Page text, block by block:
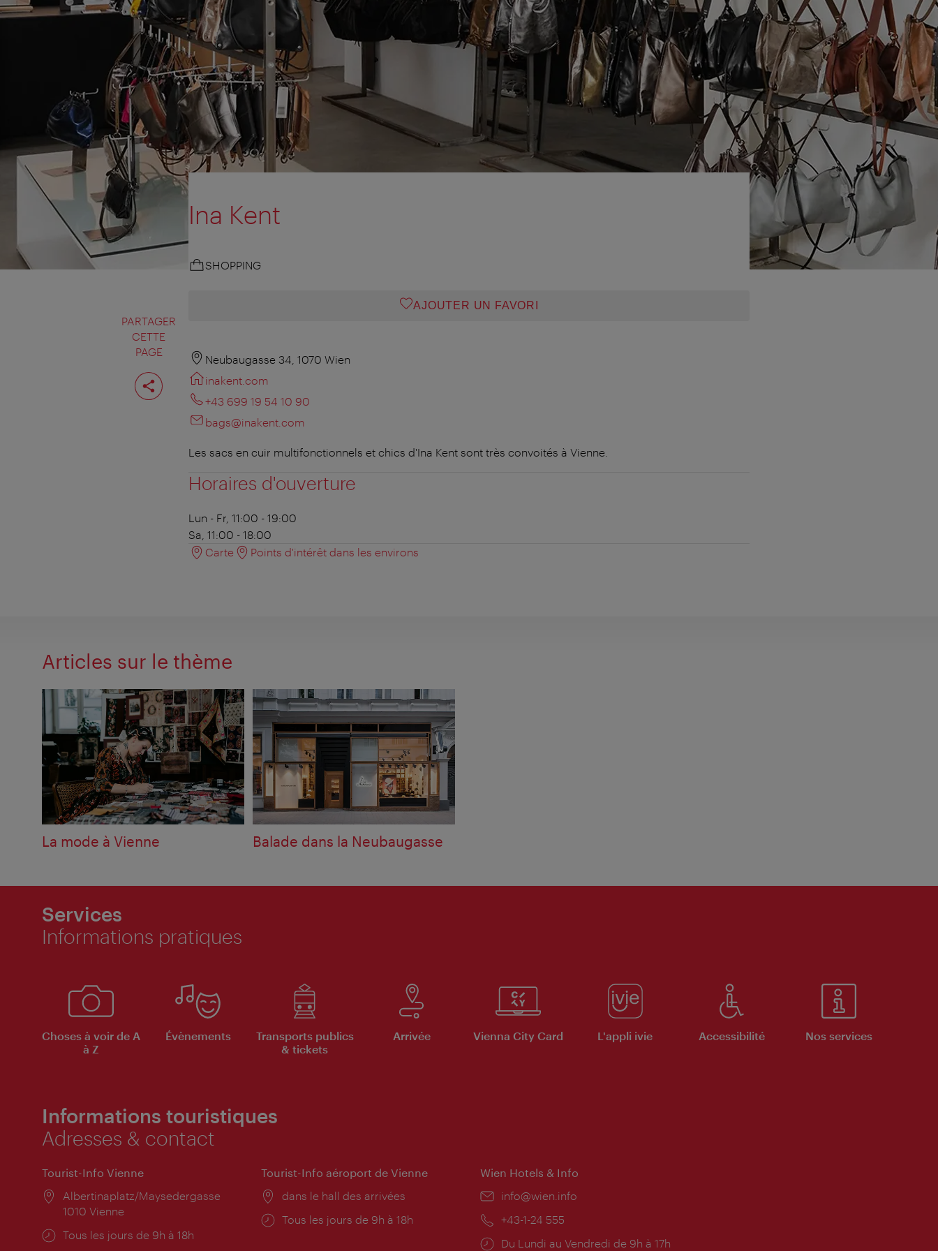
PARTAGER
CETTE
PAGE
Partager
cette
page
Ina Kent
SHOPPING
AJOUTER UN FAVORI
Neubaugasse 34, 1070 Wien
inakent.com
+43 699 19 54 10 90
bags@inakent.com
Les sacs en cuir multifonctionnels et chics d'Ina Kent sont très convoités à Vienne.
Horaires d'ouverture
Lun - Fr, 11:00 - 19:00
Sa, 11:00 - 18:00
Carte
Points d'intérêt dans les environs
Articles sur le thème
La mode à Vienne Balade dans la Neubaugasse
Services
Informations pratiques
Choses à voir de A
à Z
Évènements
Transports publics
& tickets
Arrivée Vienna City Card L'appli ivie Accessibilité Nos services
Informations touristiques
Adresses & contact
Tourist-Info Vienne
Lieu:
Albertinaplatz/Maysedergasse
1010 Vienne
Horaires
Tous les jours de 9h à 18h
Tourist-Info aéroport de Vienne
Lieu:
dans le hall des arrivées
Horaires
Tous les jours de 9h à 18h
Wien Hotels & Info
E-
info@wien.info
Téléphone:
+43-1-24 555
Horaires
Du Lundi au Vendredi de 9h à 17h